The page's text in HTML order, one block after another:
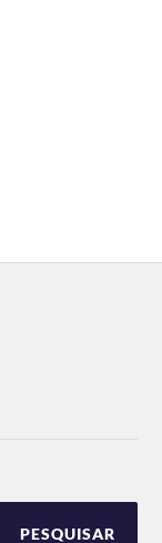
PESQUISAR